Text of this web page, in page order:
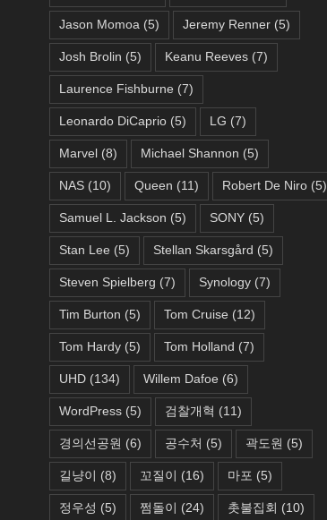
Jason Momoa (5) Jeremy Renner(5)
Josh Brolin (5) Keanu Reeves(7)
Laurence Fishburne (7)
Leonardo DiCaprio(5) LG (7)
Marvel(8) Michael Shannon (5)
NAS(10) Queen (11) Robert De Niro(5)
Samuel L. Jackson (5) SONY(5)
Stan Lee (5) Stellan Skarsgård (5)
Steven Spielberg (7) Synology(7)
Tim Burton (5) Tom Cruise (12)
Tom Hardy(5) Tom Holland (7)
UHD(134) Willem Dafoe (6)
WordPress(5) 검찰개혁 (11)
경의선공원 (6) 공수처 (5) 곽도원 (5)
길냥이 (8) 꼬질이 (16) 마포 (5)
정우성 (5) 쩜돌이 (24) 촛불집회 (10)